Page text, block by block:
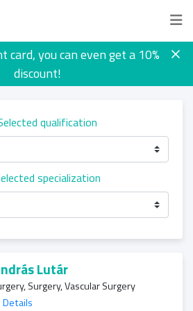
card, you can even get a 10%
discount!
qualification
specialization
Lutár
Surgery, Vascular Surgery